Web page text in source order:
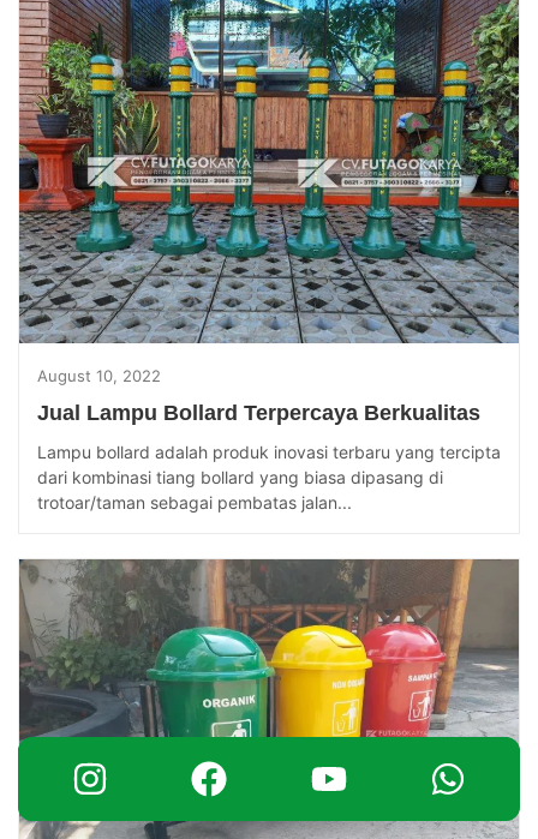
August 10, 2022
Jual Lampu Bollard Terpercaya Berkualitas
Lampu bollard adalah produk inovasi terbaru yang tercipta
dari kombinasi tiang bollard yang biasa dipasang di
trotoar/taman sebagai pembatas jalan...